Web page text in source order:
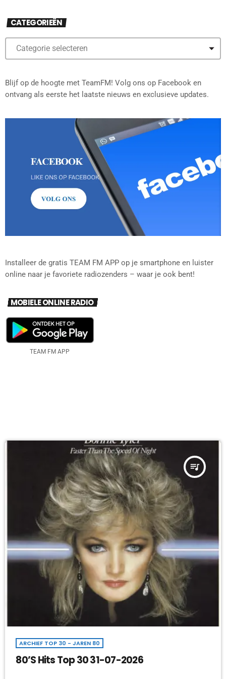
CATEGORIEËN
Blijf op de hoogte met TeamFM! Volg ons op Facebook en
ontvang als eerste het laatste nieuws en exclusieve updates.
Installeer de gratis TEAM FM APP op je smartphone en luister
online naar je favoriete radiozenders – waar je ook bent!
MOBIELE ONLINE RADIO
TEAM FM APP
queue_music
ARCHIEF TOP 30 - JAREN 80
80’S Hits Top 30 31-07-2026